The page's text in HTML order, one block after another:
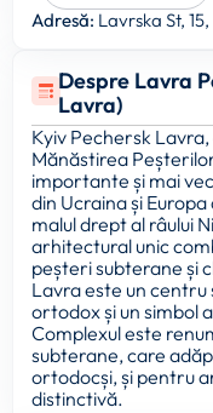
Despre Lavra
Lavra)
Kyiv Pechersk
Mănăstirea
importante și mai
din Ucraina și
malul drept al râului
arhitectural unic
peșteri subterane și
Lavra este un
ortodox și un simbol
Complexul este
subterane, care
ortodocși, și pentru
distinctivă.
Adresă: Lavrska St,